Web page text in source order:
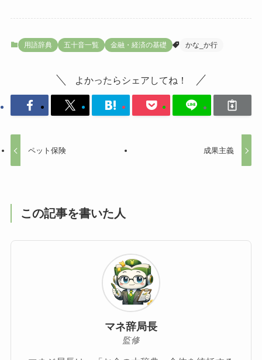
用語辞典 五十音一覧 金融・経済の基礎 かな_か行
よかったらシェアしてね！
ペット保険 成果主義
この記事を書いた人
マネ辞局長
監修